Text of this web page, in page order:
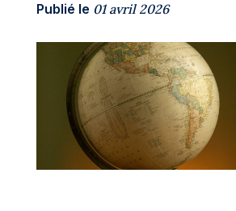
Publié le 01 avril 2026